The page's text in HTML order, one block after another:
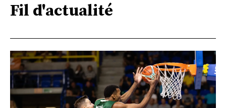
Fil d'actualité